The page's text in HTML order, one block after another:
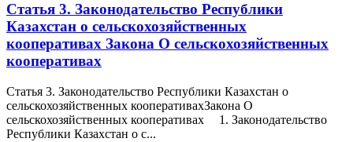
Статья 3. Законодательство Республики
Казахстан о сельскохозяйственных
кооперативах Закона О сельскохозяйственных
кооперативах
Статья 3. Законодательство Республики Казахстан о
сельскохозяйственных кооперативахЗакона О
сельскохозяйственных кооперативах 1. Законодательство
Республики Казахстан о с...